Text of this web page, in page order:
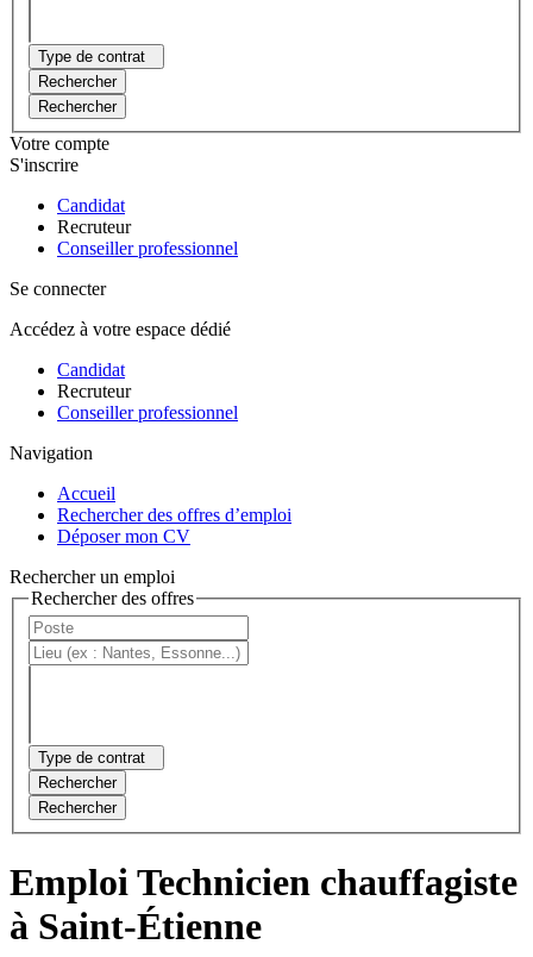
Type de contrat
Rechercher
Rechercher
Votre compte
S'inscrire
Candidat
Recruteur
Conseiller professionnel
Se connecter
Accédez à votre espace dédié
Candidat
Recruteur
Conseiller professionnel
Navigation
Accueil
Rechercher des offres d’emploi
Déposer mon CV
Rechercher un emploi
Rechercher des offres
Type de contrat
Rechercher
Rechercher
Emploi Technicien chauffagiste
à Saint-Étienne